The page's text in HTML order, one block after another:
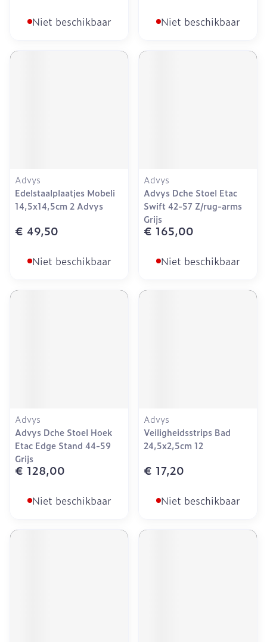
Niet beschikbaar Niet beschikbaar
Advys
Edelstaalplaatjes Mobeli
14,5x14,5cm 2 Advys
€ 49,50
Niet beschikbaar
Advys
Advys Dche Stoel Etac
Swift 42-57 Z/rug-arms
Grijs
€ 165,00
Niet beschikbaar
Advys
Advys Dche Stoel Hoek
Etac Edge Stand 44-59
Grijs
€ 128,00
Niet beschikbaar
Advys
Veiligheidsstrips Bad
24,5x2,5cm 12
€ 17,20
Niet beschikbaar